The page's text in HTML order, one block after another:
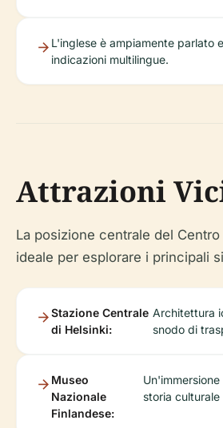
L'inglese è ampiamente parlato
indicazioni multilingue.
Attrazioni
La posizione centrale del
ideale per esplorare i principali
Stazione Centrale
di Helsinki:
Architettura
snodo di
Museo
Nazionale
Finlandese:
storia culturale